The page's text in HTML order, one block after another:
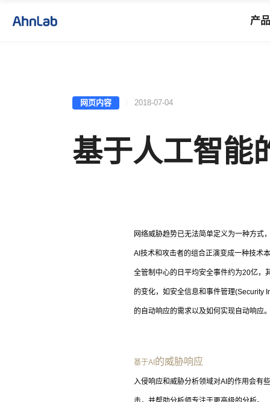
产品
网页内容 2018-07-04
基于人工智能
网络威胁趋势已无法简单定义为一种方式
AI 技术和攻击者的组合正演变成一种技术
全管制中心的日平均安全事件约为20亿，
的变化，如安全信息和事件管理(Security
的自动响应的需求以及如何实现自动响应
基于AI 的威胁响应
入侵响应和威胁分析领域对AI 的作用会有